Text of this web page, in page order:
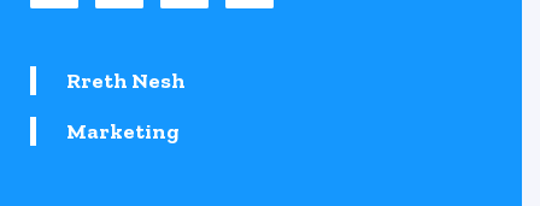
Rreth Nesh
Marketing